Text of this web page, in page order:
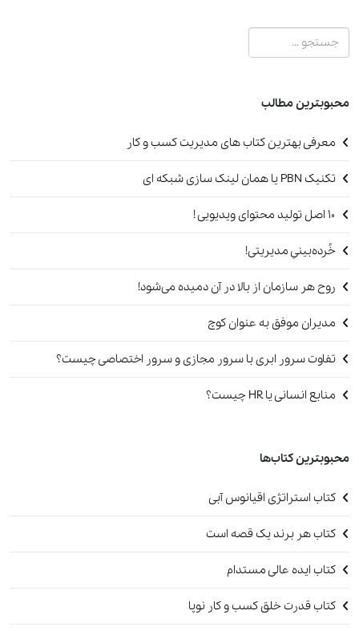
جستجو
محبوبترین مطالب
معرفی بهترین کتاب های مدیریت کسب و کار
تکنیک PBN یا همان لینک سازی شبکه ای
۱۰ اصل تولید محتوای ویدیویی !
خُرده‌بینیِ مدیریتی!
روح هر سازمان از بالا در آن دمیده می‌شود!
مدیران موفق به عنوان کوچ
تفاوت سرور ابری با سرور مجازی و سرور اختصاصی چیست؟
منابع انسانی یا HR چیست؟
محبوبترین کتاب‌ها
کتاب استراتژی اقیانوس آبی
کتاب هر برند یک قصه است
کتاب ایده عالی مستدام
کتاب قدرت خلق کسب و کار نوپا